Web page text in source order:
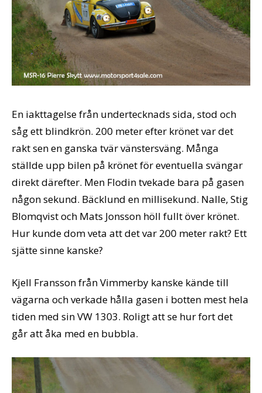
En iakttagelse från undertecknads sida, stod och
såg ett blindkrön. 200 meter efter krönet var det
rakt sen en ganska tvär vänstersväng. Många
ställde upp bilen på krönet för eventuella svängar
direkt därefter. Men Flodin tvekade bara på gasen
någon sekund. Bäcklund en millisekund. Nalle, Stig
Blomqvist och Mats Jonsson höll fullt över krönet.
Hur kunde dom veta att det var 200 meter rakt? Ett
sjätte sinne kanske?
Kjell Fransson från Vimmerby kanske kände till
vägarna och verkade hålla gasen i botten mest hela
tiden med sin VW 1303. Roligt att se hur fort det
går att åka med en bubbla.